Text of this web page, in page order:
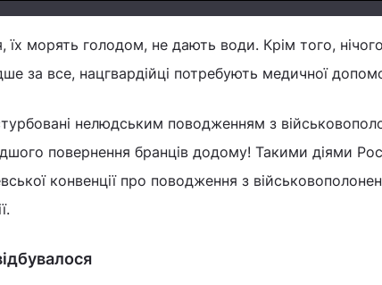
морять голодом, не дають води. Крім того,
за все, нацгвардійці потребують медичної
нелюдським поводженням з
повернення бранців додому! Такими діями
конвенції про поводження з